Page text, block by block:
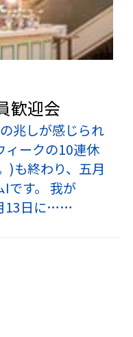
歓迎会
兆しが感じられ
ィークの10連休
)も終わり、五月
です。 我が
13日に……